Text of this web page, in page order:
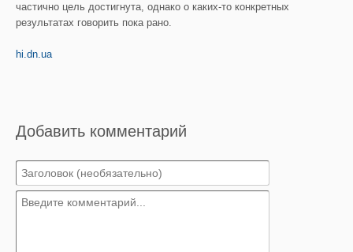
частично цель достигнута, однако о каких-то конкретных
результатах говорить пока рано.
hi.dn.ua
Добавить комментарий